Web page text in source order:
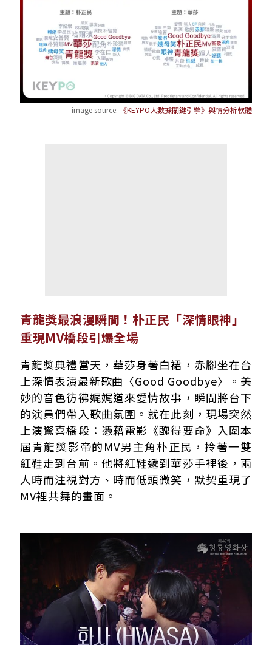
image source: 《KEYPO大數據關鍵引擎》輿情分析軟體
青龍獎最浪漫瞬間！朴正民「深情眼神」
重現MV橋段引爆全場
青龍獎典禮當天，華莎身著白裙，赤腳坐在台
上深情表演最新歌曲〈Good Goodbye〉。美
妙的音色彷彿娓娓道來愛情故事，瞬間將台下
的演員們帶入歌曲氛圍。就在此刻，現場突然
上演驚喜橋段：憑藉電影《醜得要命》入圍本
屆青龍獎影帝的MV男主角朴正民，拎著一雙
紅鞋走到台前。他將紅鞋遞到華莎手裡後，兩
人時而注視對方、時而低頭微笑，默契重現了
MV裡共舞的畫面。